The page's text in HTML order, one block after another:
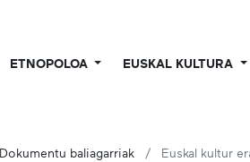
ETNOPOLOA EUSKAL KULTURA
Dokumentu baliagarriak Euskal kultur